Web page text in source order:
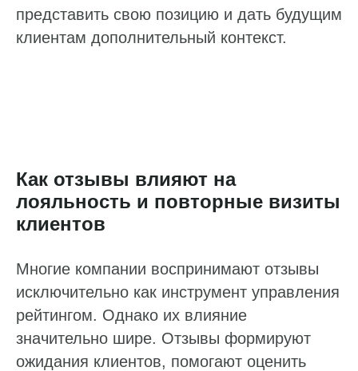
представить свою позицию и дать будущим
клиентам дополнительный контекст.
Как отзывы влияют на
лояльность и повторные визиты
клиентов
Многие компании воспринимают отзывы
исключительно как инструмент управления
рейтингом. Однако их влияние
значительно шире. Отзывы формируют
ожидания клиентов, помогают оценить